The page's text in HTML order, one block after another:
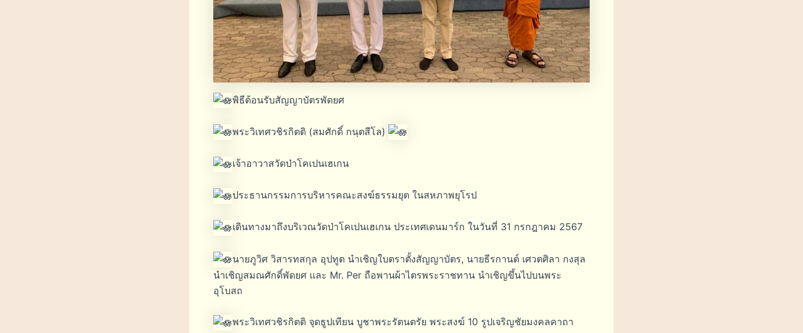
พิธีต้อนรับสัญญาบัตรพัดยศ
พระวิเทศวชิรกิตติ (สมศักดิ์ กนฺตสีโล)
เจ้าอาวาสวัดป่าโคเปนเฮเกน
ประธานกรรมการบริหารคณะสงฆ์ธรรมยุต ในสหภาพยุโรป
เดินทางมาถึงบริเวณวัดป่าโคเปนเฮเกน ประเทศเดนมาร์ก ในวันที่ 31 กรกฎาคม 2567
นายภูวิศ วิสารทสกุล อุปทูต นำเชิญใบตราตั้งสัญญาบัตร, นายธีรกานต์ เศวตศิลา กงสุล
นำเชิญสมณศักดิ์พัดยศ และ Mr. Per ถือพานผ้าไตรพระราชทาน นำเชิญขึ้นไปบนพระ
อุโบสถ
พระวิเทศวชิรกิตติ จุดธูปเทียน บูชาพระรัตนตรัย พระสงฆ์ 10 รูปเจริญชัยมงคลคาถา